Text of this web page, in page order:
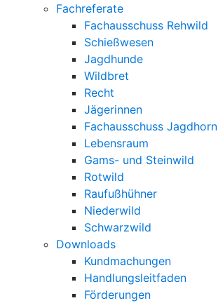
Fachreferate
Fachausschuss Rehwild
Schießwesen
Jagdhunde
Wildbret
Recht
Jägerinnen
Fachausschuss Jagdhorn
Lebensraum
Gams- und Steinwild
Rotwild
Raufußhühner
Niederwild
Schwarzwild
Downloads
Kundmachungen
Handlungsleitfaden
Förderungen